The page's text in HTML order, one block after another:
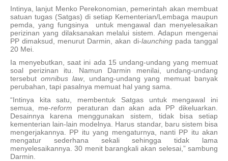
Intinya, lanjut Menko Perekonomian, pemerintah akan membuat
satuan tugas (Satgas) di setiap Kementerian/Lembaga maupun
pemda, yang fungsinya untuk mengawal dan menyelesaikan
perizinan yang dilaksanakan melalui sistem. Adapun mengenai
PP dimaksud, menurut Darmin, akan di-launching pada tanggal
20 Mei.
Ia menyebutkan, saat ini ada 15 undang-undang yang memuat
soal perizinan itu. Namun Darmin menilai, undang-undang
tersebut omnibus law, undang-undang yang memuat banyak
perubahan, tapi pasalnya memuat hal yang sama.
“Intinya kita satu, membentuk Satgas untuk mengawal ini
semua, me-reform peraturan dan akan ada PP dikeluarkan.
Desainnya karena menggunakan sistem, tidak bisa setiap
kementerian lain-lain modelnya. Harus standar, baru sistem bisa
mengerjakannya. PP itu yang mengaturnya, nanti PP itu akan
mengatur sederhana sekali sehingga tidak lama
menyelesaikannya. 30 menit barangkali akan selesai,” sambung
Darmin.